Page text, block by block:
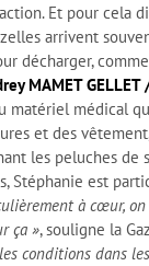
Et pour cela
arrivent
décharger,
MAMET
matériel médical
et des
les peluches de
Stéphanie est
à cœur,
ça », souligne la
conditions dans